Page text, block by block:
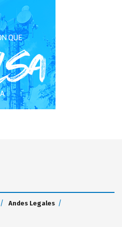
Andes Legales